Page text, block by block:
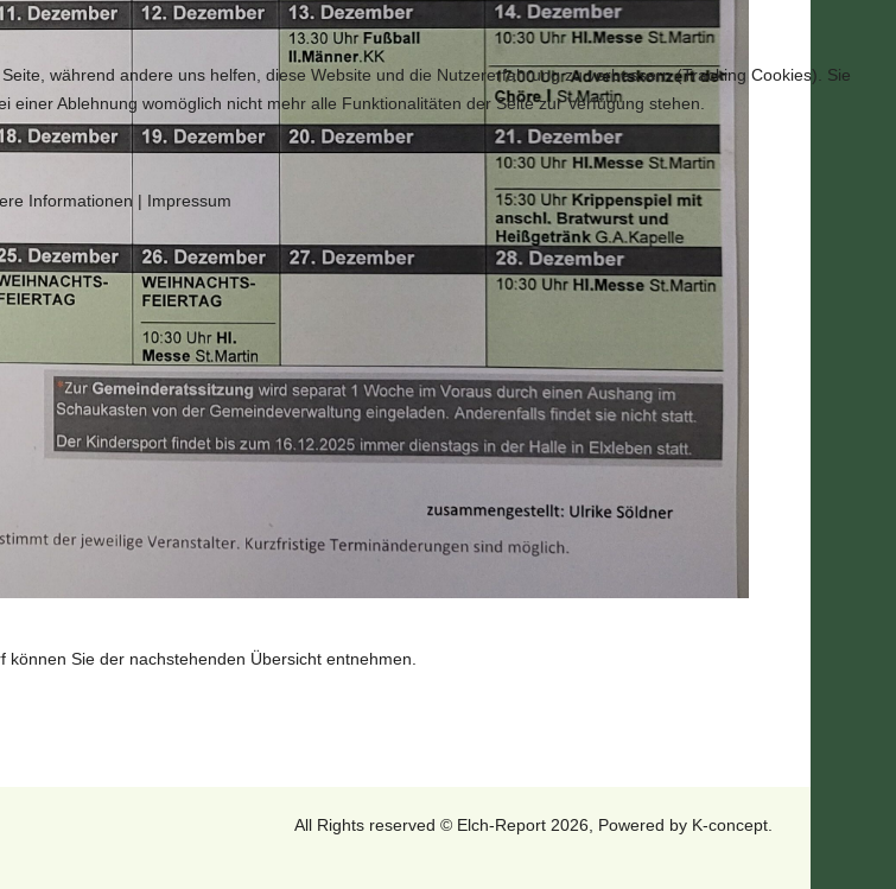
Sie der nachstehenden Übersicht entnehmen.
All Rights reserved © Elch-Report 2026, Powered by K-concept
während andere uns helfen, diese Website und die Nutzererfahrung zu verbessern (Tracking Cookies). Sie
Ablehnung womöglich nicht mehr alle Funktionalitäten der Seite zur Verfügung stehen.
Informationen | Impressum